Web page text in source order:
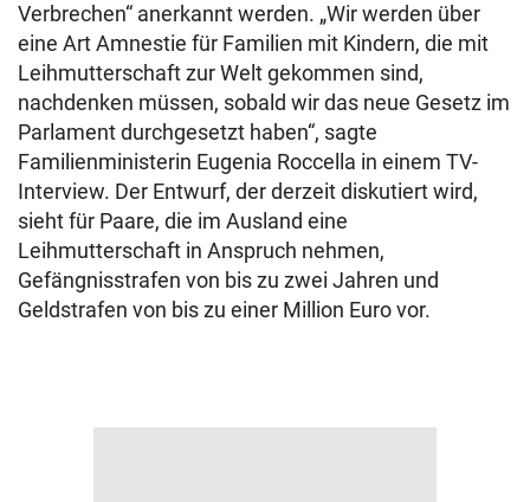
Verbrechen“ anerkannt werden. „Wir werden über
eine Art Amnestie für Familien mit Kindern, die mit
Leihmutterschaft zur Welt gekommen sind,
nachdenken müssen, sobald wir das neue Gesetz im
Parlament durchgesetzt haben“, sagte
Familienministerin Eugenia Roccella in einem TV-
Interview. Der Entwurf, der derzeit diskutiert wird,
sieht für Paare, die im Ausland eine
Leihmutterschaft in Anspruch nehmen,
Gefängnisstrafen von bis zu zwei Jahren und
Geldstrafen von bis zu einer Million Euro vor.